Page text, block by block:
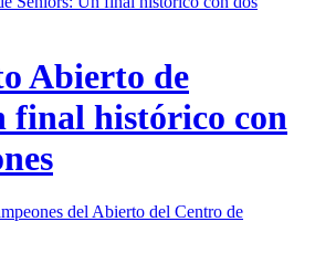
Abierto de
final histórico con